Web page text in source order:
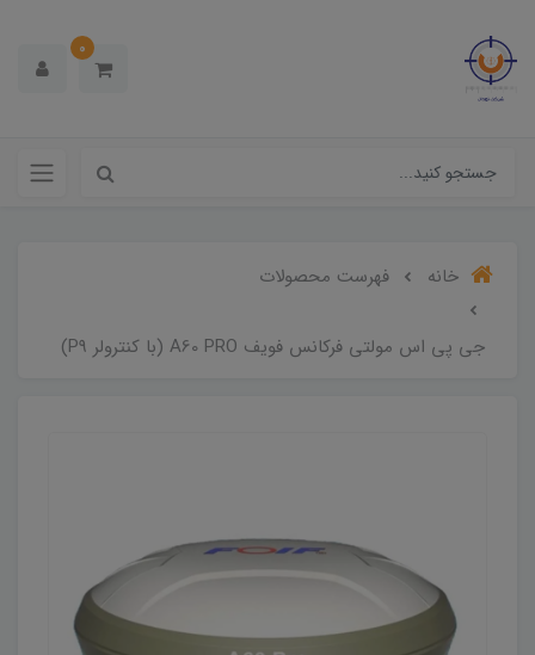
0
خانه فهرست محصولات
جی پی اس مولتی فرکانس فویف A60 PRO (با کنترولر P9)